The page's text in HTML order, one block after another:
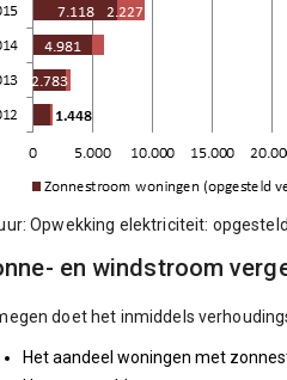
Opwekking elektriciteit:
en windstroom
doet het inmiddels
Het aandeel woningen met